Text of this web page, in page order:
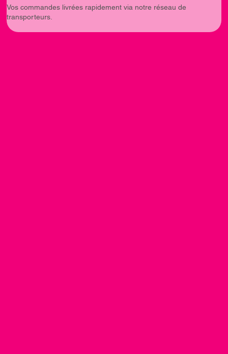
Vos commandes livrées rapidement via notre réseau de
transporteurs.